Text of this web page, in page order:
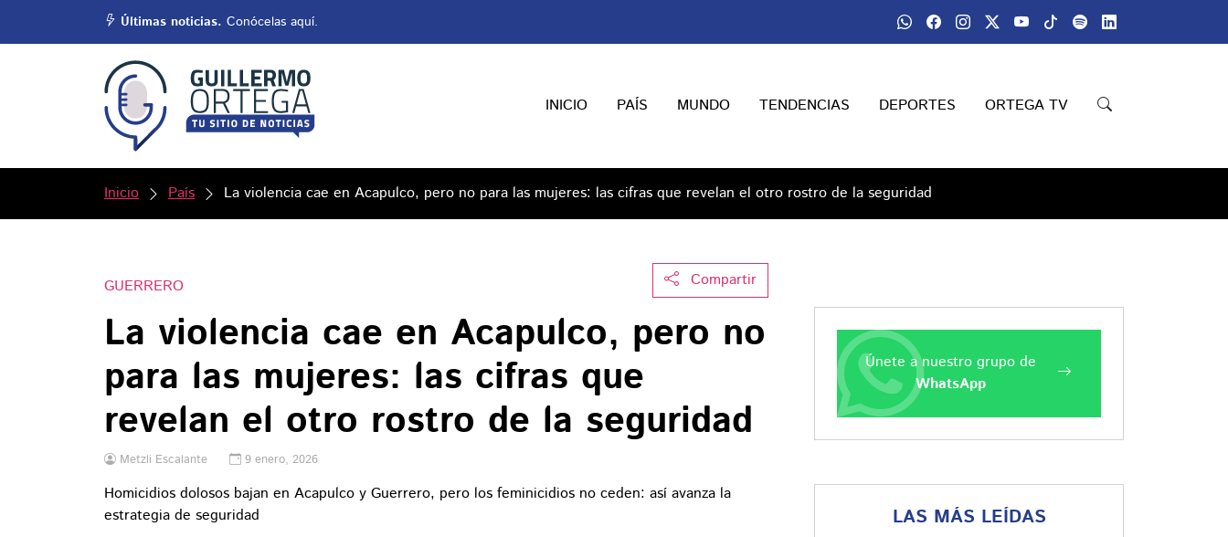
Últimas noticias. Conócelas aquí.
INICIO PAÍS MUNDO TENDENCIAS DEPORTES ORTEGA TV
Inicio País La violencia cae en Acapulco, pero no para las mujeres: las cifras que revelan el otro rostro de la seguridad
Compartir
GUERRERO
La violencia cae en Acapulco, pero no
para las mujeres: las cifras que
revelan el otro rostro de la seguridad
Metzli Escalante 9 enero, 2026
Homicidios dolosos bajan en Acapulco y Guerrero, pero los feminicidios no ceden: así avanza la
estrategia de seguridad
Únete a nuestro grupo de
WhatsApp
LAS MÁS LEÍDAS